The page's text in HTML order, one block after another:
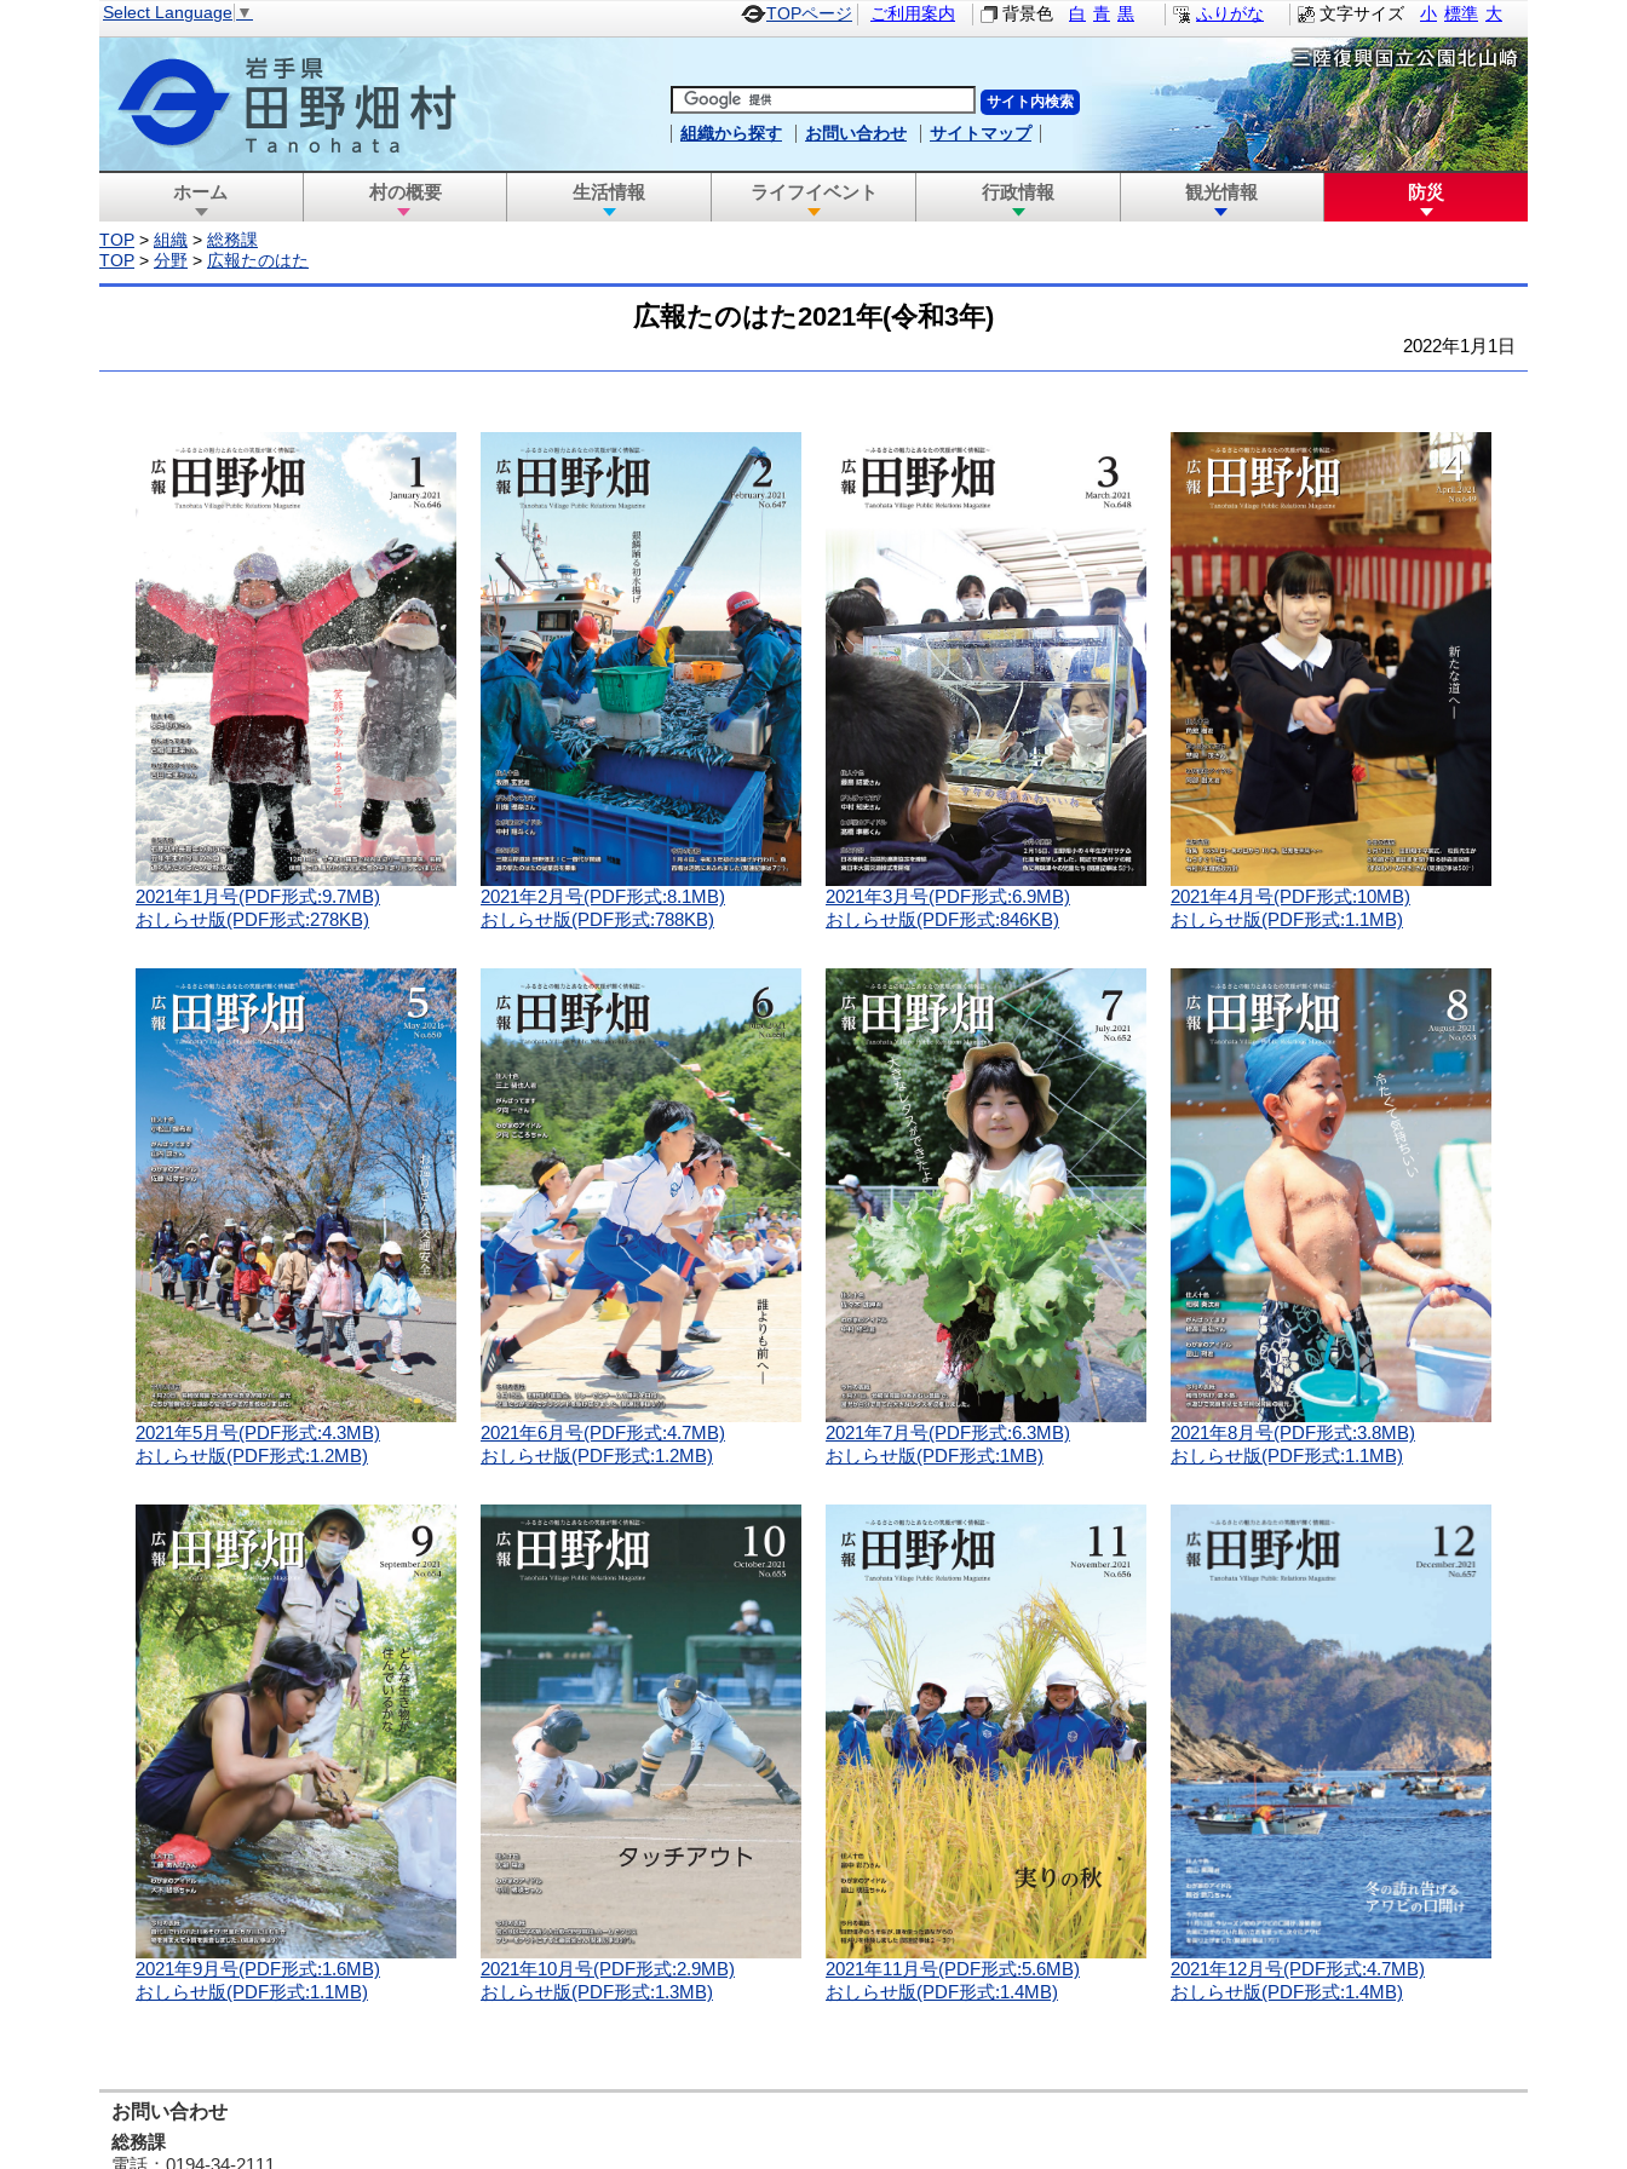
文字サイズ 小 標準 大
Select Language ▼ TOPページ ご利用案内 背景色 白 青 黒 ふりがな
組織から探す お問い合わせ サイトマップ
ホーム 村の概要 生活情報 ライフイベント 行政情報 観光情報 防災
TOP > 組織 > 総務課
TOP > 分野 > 広報たのはた
広報たのはた2021年(令和3年)
2022年1月1日
2021年1月号(PDF形式:9.7MB)
おしらせ版(PDF形式:278KB)
2021年2月号(PDF形式:8.1MB)
おしらせ版(PDF形式:788KB)
2021年3月号(PDF形式:6.9MB)
おしらせ版(PDF形式:846KB)
2021年4月号(PDF形式:10MB)
おしらせ版(PDF形式:1.1MB)
2021年5月号(PDF形式:4.3MB)
おしらせ版(PDF形式:1.2MB)
2021年6月号(PDF形式:4.7MB)
おしらせ版(PDF形式:1.2MB)
2021年7月号(PDF形式:6.3MB)
おしらせ版(PDF形式:1MB)
2021年8月号(PDF形式:3.8MB)
おしらせ版(PDF形式:1.1MB)
2021年9月号(PDF形式:1.6MB)
おしらせ版(PDF形式:1.1MB)
2021年10月号(PDF形式:2.9MB)
おしらせ版(PDF形式:1.3MB)
2021年11月号(PDF形式:5.6MB)
おしらせ版(PDF形式:1.4MB)
2021年12月号(PDF形式:4.7MB)
おしらせ版(PDF形式:1.4MB)
お問い合わせ
総務課